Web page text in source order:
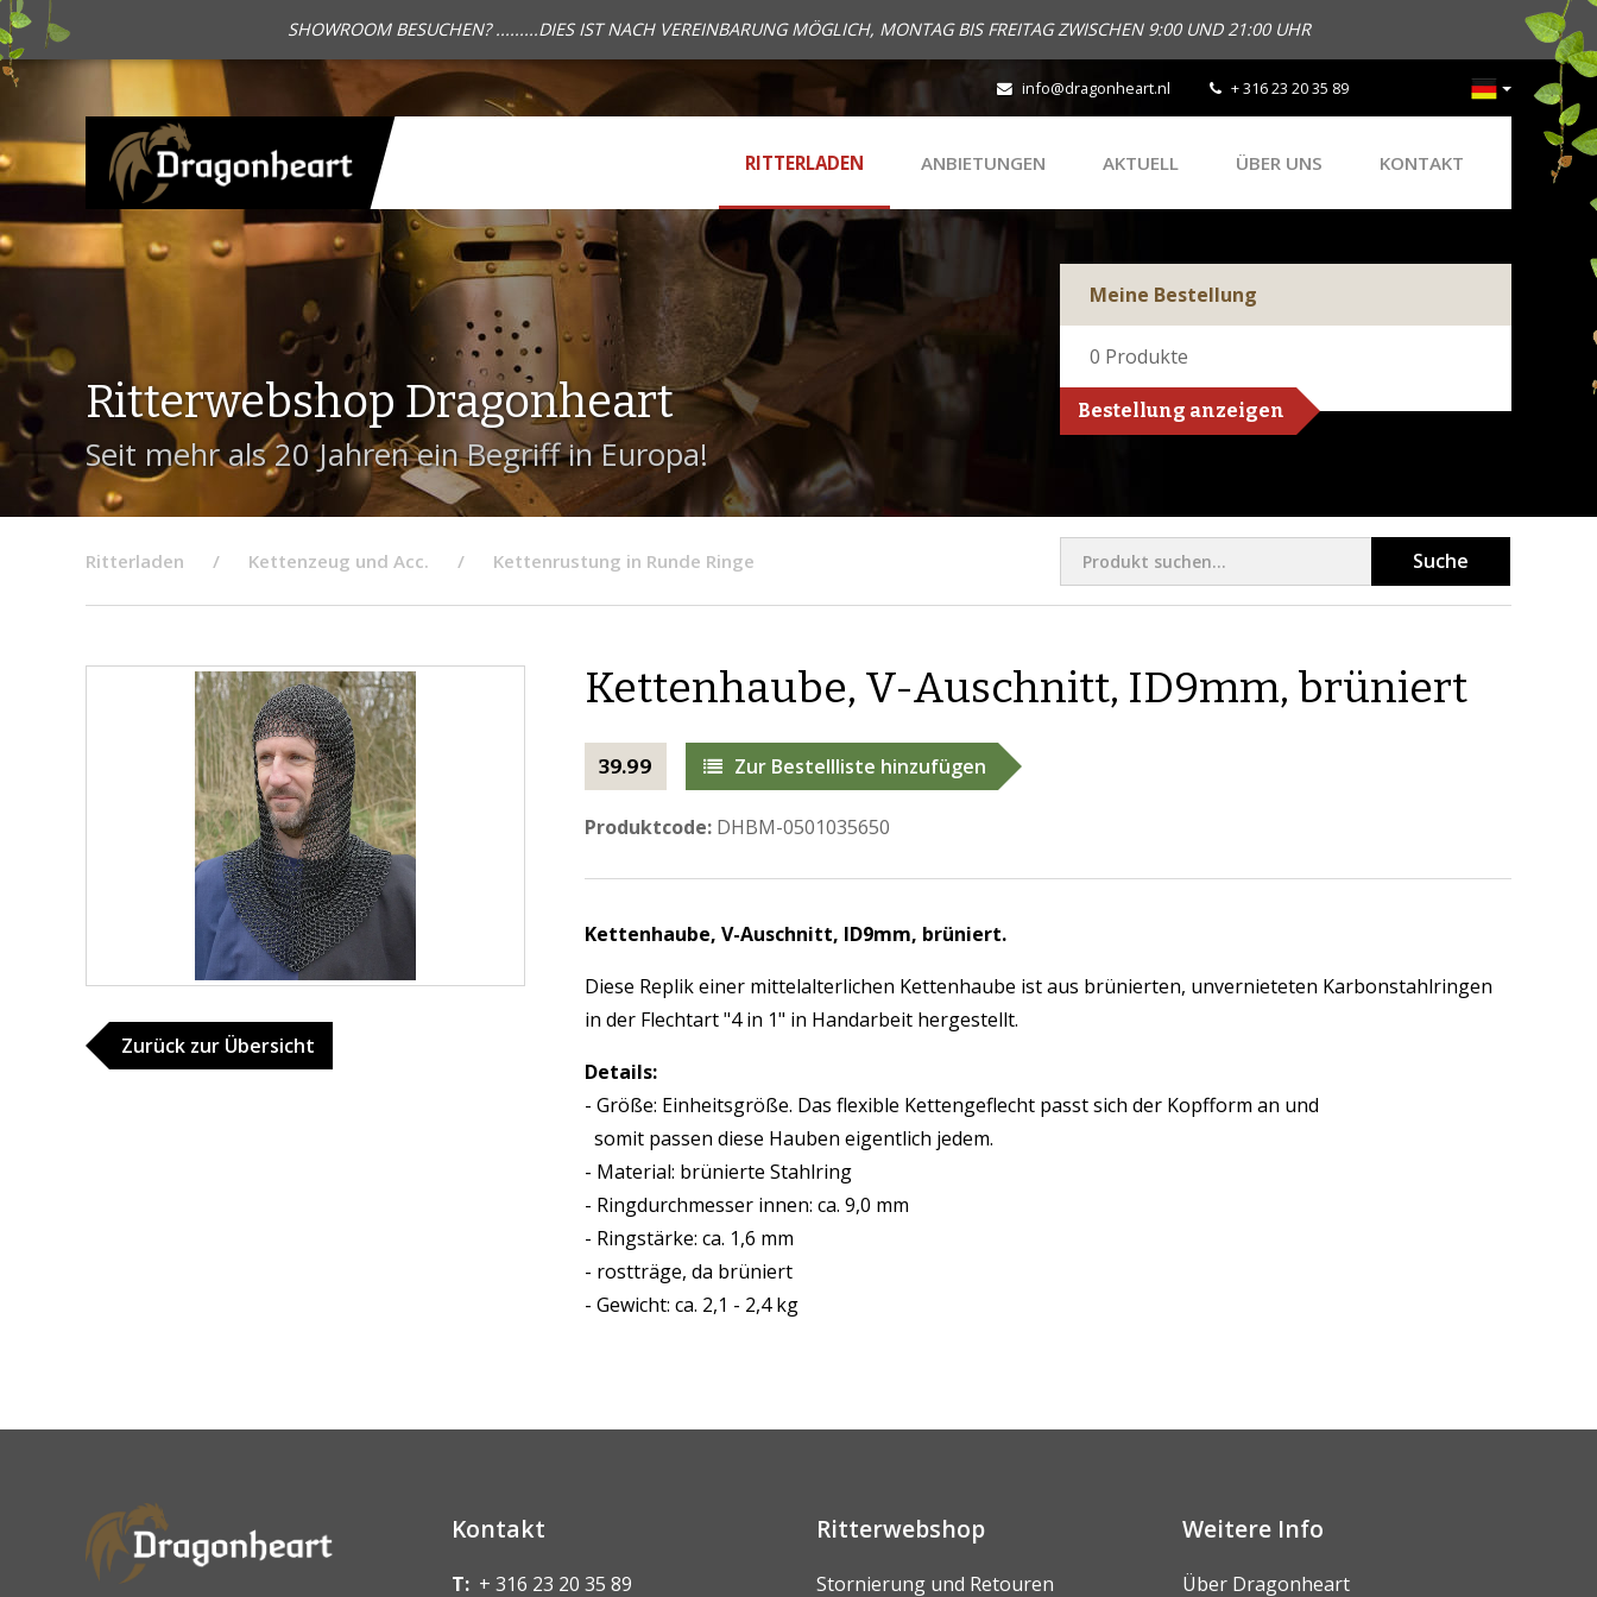
SHOWROOM BESUCHEN? .........DIES IST NACH VEREINBARUNG MÖGLICH, MONTAG BIS FREITAG ZWISCHEN 9:00 UND 21:00 UHR
info@dragonheart.nl + 316 23 20 35 89
RITTERLADEN ANBIETUNGEN AKTUELL ÜBER UNS KONTAKT
Ritterwebshop Dragonheart
Seit mehr als 20 Jahren ein Begriff in Europa!
Meine Bestellung
0 Produkte
Bestellung anzeigen
Ritterladen Kettenzeug und Acc. Kettenrustung in Runde Ringe Suche
Zurück zur Übersicht
Kettenhaube, V-Auschnitt, ID9mm, brüniert
39.99 Zur Bestellliste hinzufügen
Produktcode:DHBM-0501035650
Kettenhaube, V-Auschnitt, ID9mm, brüniert.
Diese Replik einer mittelalterlichen Kettenhaube ist aus brünierten, unvernieteten Karbonstahlringen
in der Flechtart "4 in 1" in Handarbeit hergestellt.
Details:
- Größe: Einheitsgröße. Das flexible Kettengeflecht passt sich der Kopfform an und
somit passen diese Hauben eigentlich jedem.
- Material: brünierte Stahlring
- Ringdurchmesser innen: ca. 9,0 mm
- Ringstärke: ca. 1,6 mm
- rostträge, da brüniert
- Gewicht: ca. 2,1 - 2,4 kg
Kontakt
T: + 316 23 20 35 89
Ritterwebshop
Stornierung und Retouren
Weitere Info
Über Dragonheart